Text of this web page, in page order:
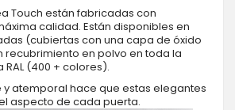
Touch están fabricadas con
calidad. Están disponibles en
(cubiertas con una capa de óxido
recubrimiento en polvo en toda la
(400 + colores).
y atemporal hace que estas elegantes
aspecto de cada puerta.